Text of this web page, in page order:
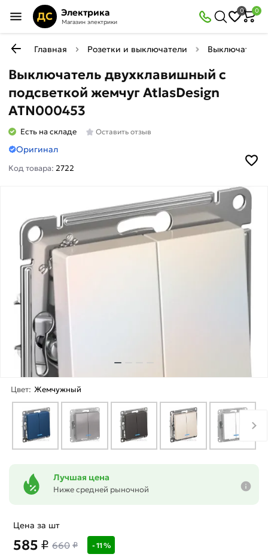
ДС Электрика
Магазин электрики
0 0
Главная Розетки и выключатели Выключатели
Выключатель двухклавишный с
подсветкой жемчуг AtlasDesign
ATN000453
Есть на складе Оставить отзыв
Оригинал
Код товара:2722
Цвет: Жемчужный
Лучшая цена
Ниже средней рыночной
Цена за шт
585 ₽ 660 ₽ - 11 %